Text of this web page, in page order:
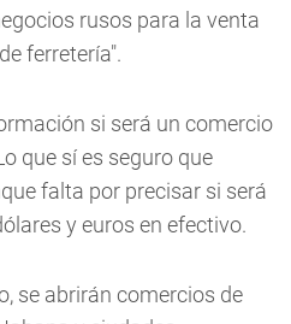
rusos para la venta
ferretería".
si será un comercio
que sí es seguro que
falta por precisar si será
y euros en efectivo.
se abrirán comercios de